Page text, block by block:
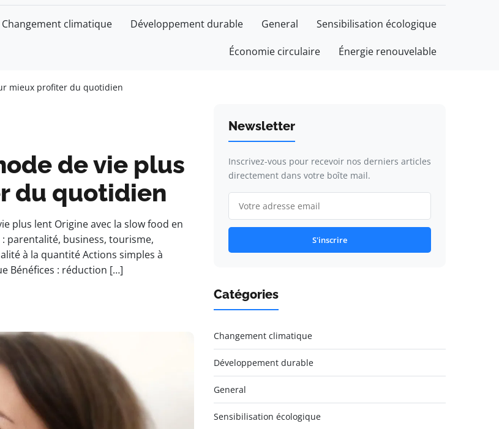
Changement climatique Développement durable General Sensibilisation écologique
Économie circulaire Énergie renouvelable
mieux profiter du quotidien
de vie plus
du quotidien
plus lent Origine avec la slow food en
parentalité, business, tourisme,
à la quantité Actions simples à
Bénéfices : réduction […]
Newsletter
Inscrivez-vous pour recevoir nos derniers articles
directement dans votre boîte mail.
S'inscrire
Catégories
Changement climatique
Développement durable
General
Sensibilisation écologique